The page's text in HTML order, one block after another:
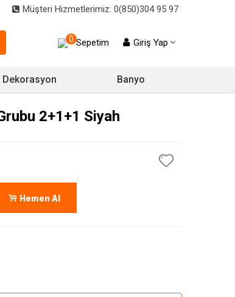
Müşteri Hizmetlerimiz: 0(850)304 95 97
0 Sepetim Giriş Yap
Dekorasyon Banyo
2+1+1 Siyah
Hemen Al